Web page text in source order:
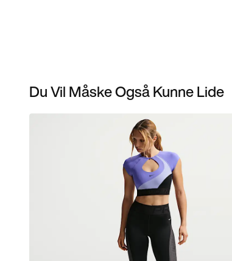
Du Vil Måske Også Kunne Lide